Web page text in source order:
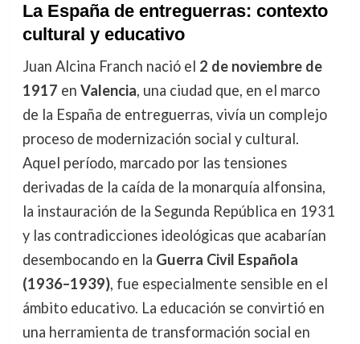
La España de entreguerras: contexto
cultural y educativo
Juan Alcina Franch nació el 2 de noviembre de
1917 en Valencia, una ciudad que, en el marco
de la España de entreguerras, vivía un complejo
proceso de modernización social y cultural.
Aquel período, marcado por las tensiones
derivadas de la caída de la monarquía alfonsina,
la instauración de la Segunda República en 1931
y las contradicciones ideológicas que acabarían
desembocando en la Guerra Civil Española
(1936–1939), fue especialmente sensible en el
ámbito educativo. La educación se convirtió en
una herramienta de transformación social en